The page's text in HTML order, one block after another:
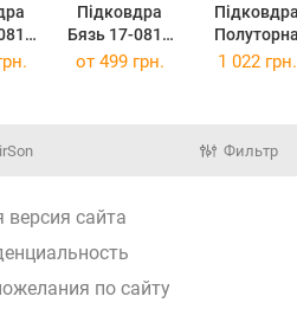
Підковдра
Бязь 17-0812
Twigs of Spring
Євро
от 499 грн. 1 022 грн.
Фильтр
версия сайта
по сайту